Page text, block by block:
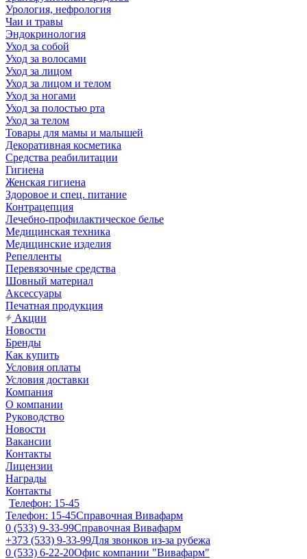
Урология, нефрология
Чаи и травы
Эндокринология
Уход за собой
Уход за волосами
Уход за лицом
Уход за лицом и телом
Уход за ногами
Уход за полостью рта
Уход за телом
Товары для мамы и малышей
Декоративная косметика
Средства реабилитации
Гигиена
Женская гигиена
Здоровое и спец. питание
Контрацепция
Лечебно-профилактическое белье
Медицинская техника
Медицинские изделия
Репелленты
Перевязочные средства
Шовный материал
Аксессуары
Печатная продукция
Акции
Новости
Бренды
Как купить
Условия оплаты
Условия доставки
Компания
О компании
Руководство
Новости
Вакансии
Контакты
Лицензии
Награды
Контакты
Телефон: 15-45
Телефон: 15-45Справочная Вивафарм
0 (533) 9-33-99Справочная Вивафарм
+373 (533) 9-33-99Для звонков из-за рубежа
0 (533) 6-22-20Офис компании "Вивафарм"